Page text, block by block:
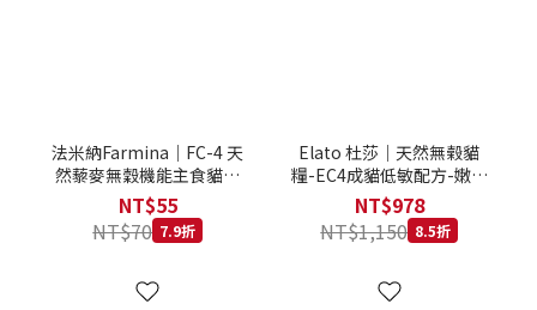
法米納Farmina｜FC-4 天
然藜麥無穀機能主食貓罐
FC-4061 體重管理 羊肉蘆
筍 80G
NT$55
NT$70 7.9折
Elato 杜莎｜天然無榖貓
糧-EC4成貓低敏配方-嫩羊
野鹿 1.5kg｜杜莎 天然無
榖貓糧系列 貓糧
NT$978
NT$1,150 8.5折